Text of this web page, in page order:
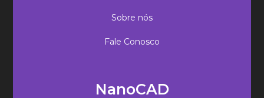
Sobre nós
Fale Conosco
NanoCAD